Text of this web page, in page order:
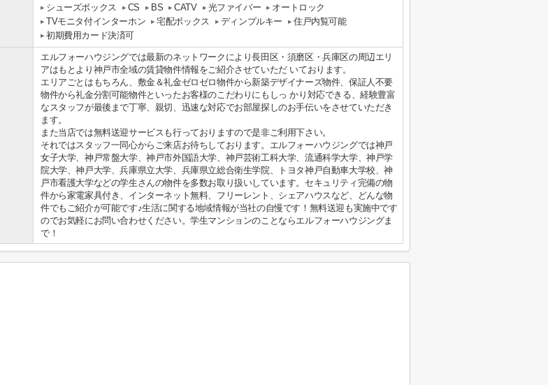
シューズボックス
CS BS CATV 光ファイバー
オートロック
TVモニタ付インターホン
宅配ボックス ディンプルキー
住戸内覧可能
初期費用カード決済可
エルフォーハウジングでは最新のネットワークにより長田区・須磨区・兵庫区の周辺エリ
アはもとより神戸市全域の賃貸物件情報をご紹介させていただ いております。
エリアごとはもちろん、敷金＆礼金ゼロゼロ物件から新築デザイナーズ物件、保証人不要
物件から礼金分割可能物件といったお客様のこだわりにもしっ かり対応できる、経験豊富
なスタッフが最後まで丁寧、親切、迅速な対応でお部屋探しのお手伝いをさせていただき
ます。
また当店では無料送迎サービスも行っておりますので是非ご利用下さい。
それではスタッフ一同心からご来店お待ちしております。エルフォーハウジングでは神戸
女子大学、神戸常盤大学、神戸市外国語大学、神戸芸術工科大学、流通科学大学、神戸学
院大学、神戸大学、兵庫県立大学、兵庫県立総合衛生学院、トヨタ神戸自動車大学校、神
戸市看護大学などの学生さんの物件を多数お取り扱いしています。セキュリティ完備の物
件から家電家具付き、インターネット無料、フリーレント、シェアハウスなど、どんな物
件でもご紹介が可能です♪生活に関する地域情報が当社の自慢です！無料送迎も実施中です
のでお気軽にお問い合わせください。学生マンションのことならエルフォーハウジングま
で！